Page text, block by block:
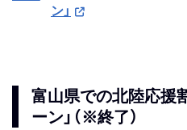
ン」
富山県での北陸応援
ーン」（※終了）